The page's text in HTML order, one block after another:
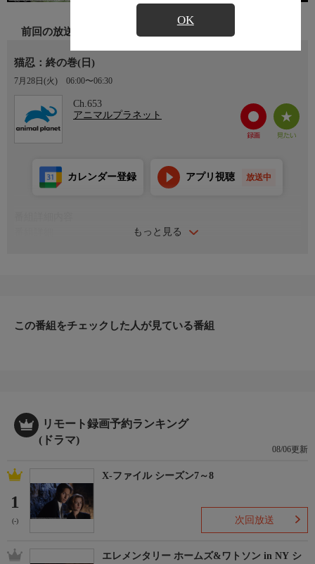
OK
前回の放送
猫忍：終の巻(日)
7月28日(火) 06:00〜06:30
Ch.653
アニマルプラネット
もっと見る
カレンダー登録 アプリ視聴 放送中
この番組をチェックした人が見ている番組
リモート録画予約ランキング
(ドラマ)
08/06更新
1
(-)
X-ファイル シーズン7～8
次回放送
エレメンタリー ホームズ&ワトソン in NY シ